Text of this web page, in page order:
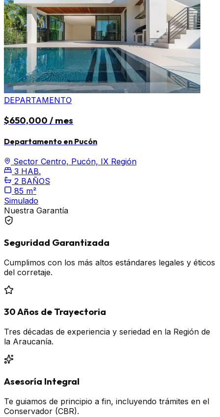
DEPARTAMENTO
$650,000 / mes
Departamento en Pucón
Sector Centro, Pucón, IX Región
3 HAB.
2 BAÑOS
85 m²
Simulado
Nuestra Garantía
Seguridad Garantizada
Cumplimos con los más altos estándares legales y éticos
del corretaje.
30 Años de Trayectoria
Tres décadas de experiencia y seriedad en la Región de
la Araucanía.
Asesoría Integral
Te guiamos de principio a fin, incluyendo trámites en el
Conservador (CBR).